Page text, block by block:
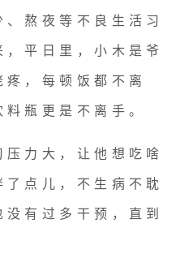
熬夜等不良生活习
，平日里，小木是爷
，每顿饭都不离
瓶更是不离手。
力大，让他想吃啥
点儿，不生病不耽
有过多干预，直到